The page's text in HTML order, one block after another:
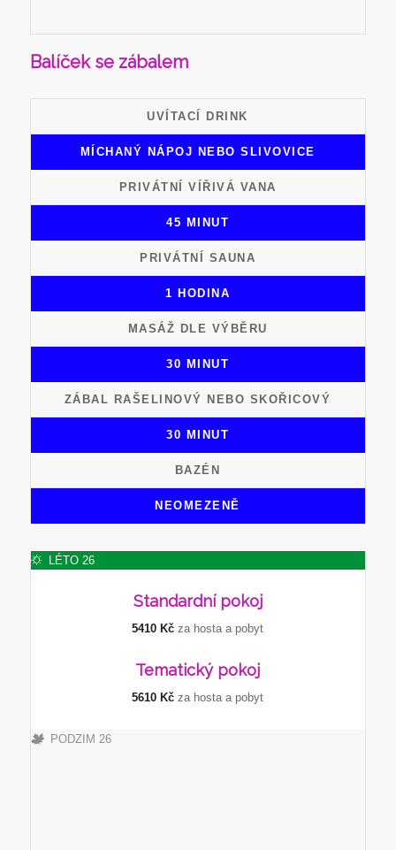
Balíček se zábalem
UVÍTACÍ DRINK
MÍCHANÝ NÁPOJ NEBO SLIVOVICE
PRIVÁTNÍ VÍŘIVÁ VANA
45 MINUT
PRIVÁTNÍ SAUNA
1 HODINA
MASÁŽ DLE VÝBĚRU
30 MINUT
ZÁBAL RAŠELINOVÝ NEBO SKOŘICOVÝ
30 MINUT
BAZÉN
NEOMEZENĚ
LÉTO 26
Standardnípokoj
5410 Kč za hosta a pobyt
Tematickýpokoj
5610 Kč za hosta a pobyt
PODZIM 26